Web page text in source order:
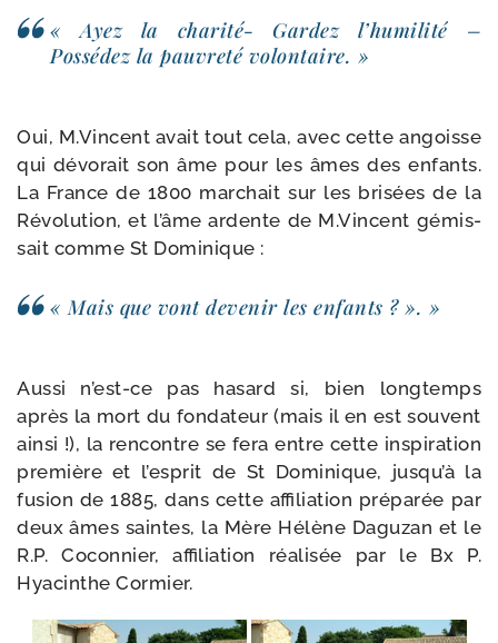
« Ayez la charité- Gardez l’humilité –
Possédez la pau­vre­té volontaire. »
Oui, M.Vincent avait tout cela, avec cette angoisse
qui dévo­rait son âme pour les âmes des enfants.
La France de 1800 mar­chait sur les bri­sées de la
Révolution, et l’âme ardente de M.Vincent gémis­
sait comme St Dominique :
« Mais que vont deve­nir les enfants ? ». »
Aussi n’est-ce pas hasard si, bien long­temps
après la mort du fon­da­teur (mais il en est sou­vent
ain­si !), la ren­contre se fera entre cette ins­pi­ra­tion
pre­mière et l’esprit de St Dominique, jusqu’à la
fusion de 1885, dans cette affi­lia­tion pré­pa­rée par
deux âmes saintes, la Mère Hélène Daguzan et le
R.P. Coconnier, affi­lia­tion réa­li­sée par le Bx P.
Hyacinthe Cormier.